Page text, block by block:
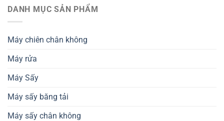
DANH MỤC SẢN PHẨM
Máy chiên chân không
Máy rửa
Máy Sấy
Máy sấy băng tải
Máy sấy chân không